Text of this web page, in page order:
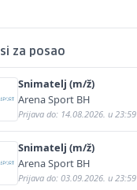
za posao
Snimatelj (m/ž)
Arena Sport BH
Prijava do: 14.08.2026. u 23:59
Snimatelj (m/ž)
Arena Sport BH
Prijava do: 03.09.2026. u 23:59